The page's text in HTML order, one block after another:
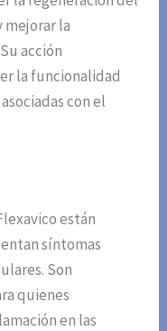
la
acción
la funcionalidad
con el
están
síntomas
Son
quienes
en las